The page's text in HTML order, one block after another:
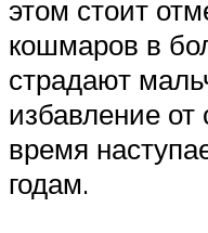
этом стоит
кошмаров в
страдают
избавление от
время
годам.